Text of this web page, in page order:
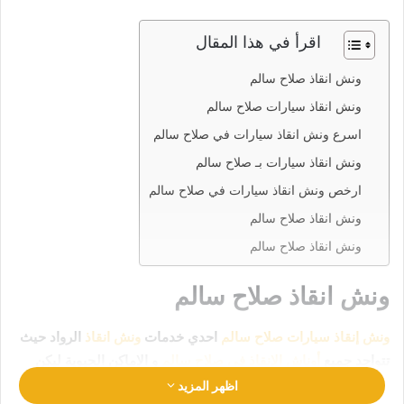
اقرأ في هذا المقال
ونش انقاذ صلاح سالم
ونش انقاذ سيارات صلاح سالم
اسرع ونش انقاذ سيارات في صلاح سالم
ونش انقاذ سيارات بـ صلاح سالم
ارخص ونش انقاذ سيارات في صلاح سالم
ونش انقاذ صلاح سالم
ونش انقاذ صلاح سالم
ونش انقاذ صلاح سالم
ونش إنقاذ سيارات صلاح سالم احدي خدمات ونش انقاذ الرواد حيث
انقاذ سيارتك في امان تام وراحة رقم ونش انقاذ صلاح سالم
اظهر المزيد